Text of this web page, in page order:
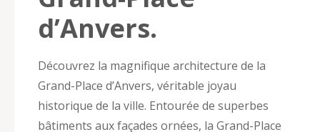
d’Anvers.
Découvrez la magnifique architecture de la
Grand-Place d’Anvers, véritable joyau
historique de la ville. Entourée de superbes
bâtiments aux façades ornées, la Grand-Place